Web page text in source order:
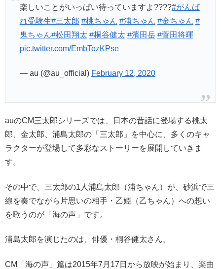
楽しいことがいっぱい待っていますよ????#がんば
れ受験生#三太郎 #桃ちゃん #浦ちゃん #金ちゃん #
鬼ちゃん#松田翔太 #桐谷健太 #濱田岳 #菅田将暉
pic.twitter.com/EmbTozKPse
— au (@au_official) February 12, 2020
auのCM三太郎シリーズでは、日本の昔話に登場する桃太
郎、金太郎、浦島太郎の「三太郎」を中心に、多くのキャ
ラクターが登場して多彩なストーリーを展開していきま
す。
その中で、三太郎の1人浦島太郎（浦ちゃん）が、砂浜で三
線を奏でながら片思いの相手・乙姫（乙ちゃん）への想い
を歌うのが「海の声」です。
浦島太郎を演じたのは、俳優・桐谷健太さん。
CM「海の声」篇は2015年7月17日から放映が始まり、楽曲